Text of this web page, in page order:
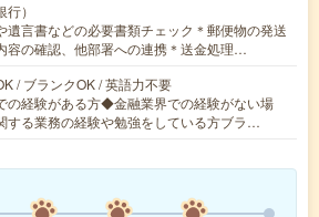
）
遺言書などの必要書類チェック＊郵便物の発送
容の確認、他部署への連携＊送金処理…
/ ブランクOK / 英語力不要
経験がある方◆金融業界での経験がない場
する業務の経験や勉強をしている方ブラ…